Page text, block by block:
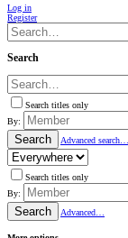
Log in
Register
Search
Search titles only
By:
Search Advanced search…
Search titles only
By:
Search Advanced…